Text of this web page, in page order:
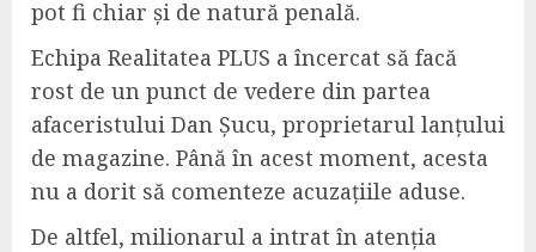
pot fi chiar și de natură penală.
Echipa Realitatea PLUS a încercat să facă
rost de un punct de vedere din partea
afaceristului Dan Șucu, proprietarul lanțului
de magazine. Până în acest moment, acesta
nu a dorit să comenteze acuzațiile aduse.
De altfel, milionarul a intrat în atenția